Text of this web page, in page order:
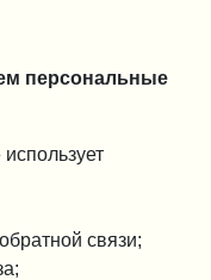
персональные
связи;